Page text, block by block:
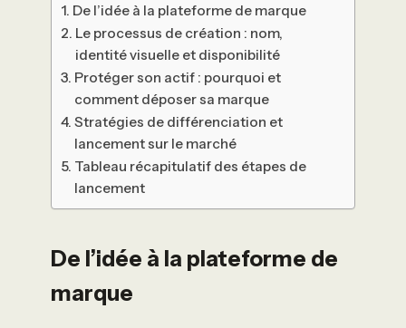
De l’idée à la plateforme de marque
Le processus de création : nom,
identité visuelle et disponibilité
Protéger son actif : pourquoi et
comment déposer sa marque
Stratégies de différenciation et
lancement sur le marché
Tableau récapitulatif des étapes de
lancement
De l’idée à la plateforme de
marque